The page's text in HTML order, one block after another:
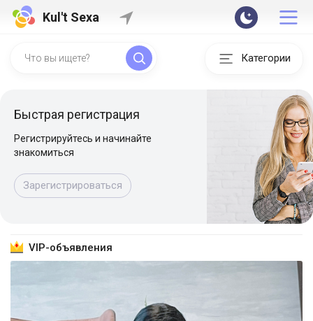
Kul't Sexa
Категории
Быстрая регистрация
Регистрируйтесь и начинайте
знакомиться
Зарегистрироваться
VIP-объявления